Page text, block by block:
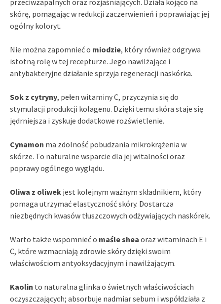
skórę, pomagając w redukcji zaczerwienień i poprawiając jej
ogólny koloryt.
Nie można zapomnieć o miodzie, który również odgrywa
istotną rolę w tej recepturze. Jego nawilżające i
antybakteryjne działanie sprzyja regeneracji naskórka.
Sok z cytryny, pełen witaminy C, przyczynia się do
stymulacji produkcji kolagenu. Dzięki temu skóra staje się
jędrniejsza i zyskuje dodatkowe rozświetlenie.
Cynamon ma zdolność pobudzania mikrokrążenia w
skórze. To naturalne wsparcie dla jej witalności oraz
poprawy ogólnego wyglądu.
Oliwa z oliwek jest kolejnym ważnym składnikiem, który
pomaga utrzymać elastyczność skóry. Dostarcza
niezbędnych kwasów tłuszczowych odżywiających naskórek.
Warto także wspomnieć o maśle shea oraz witaminach E i
C, które wzmacniają zdrowie skóry dzięki swoim
właściwościom antyoksydacyjnym i nawilżającym.
Kaolin to naturalna glinka o świetnych właściwościach
oczyszczających; absorbuje nadmiar sebum i współdziała z